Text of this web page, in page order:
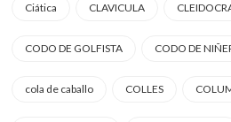
Ciática CLAVICULA
CODO DE GOLFISTA CODO DE
cola de caballo COLLES